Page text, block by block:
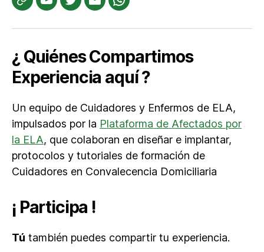
Te
YouTubeTwitterCorreoWhatsApp
¿ Quiénes Compartimos
Experiencia aquí ?
Un equipo de Cuidadores y Enfermos de ELA,
impulsados por la Plataforma de Afectados por
la ELA, que colaboran en diseñar e implantar,
protocolos y tutoriales de formación de
Cuidadores en Convalecencia Domiciliaria
¡ Participa !
Tú también puedes compartir tu experiencia.